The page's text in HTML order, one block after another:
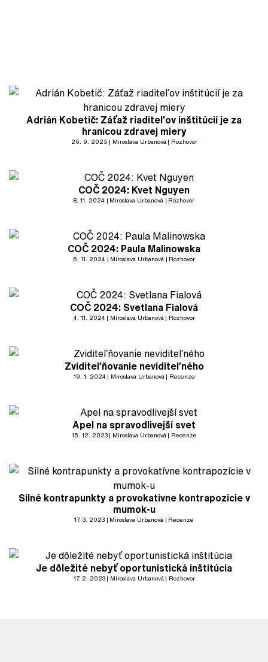
Adrián Kobetič: Záťaž riaditeľov inštitúcií je za
hranicou zdravej miery
26. 9. 2025 Miroslava Urbanová Rozhovor
COČ 2024: Kvet Nguyen
8. 11. 2024 Miroslava Urbanová Rozhovor
COČ 2024: Paula Malinowska
6. 11. 2024 Miroslava Urbanová Rozhovor
COČ 2024: Svetlana Fialová
4. 11. 2024 Miroslava Urbanová Rozhovor
Zviditeľňovanie neviditeľného
19. 1. 2024 Miroslava Urbanová Recenze
Apel na spravodlivejší svet
15. 12. 2023 Miroslava Urbanová Recenze
Silné kontrapunkty a provokatívne kontrapozície v
mumok-u
17. 3. 2023 Miroslava Urbanová Recenze
Je dôležité nebyť oportunistická inštitúcia
17. 2. 2023 Miroslava Urbanová Rozhovor